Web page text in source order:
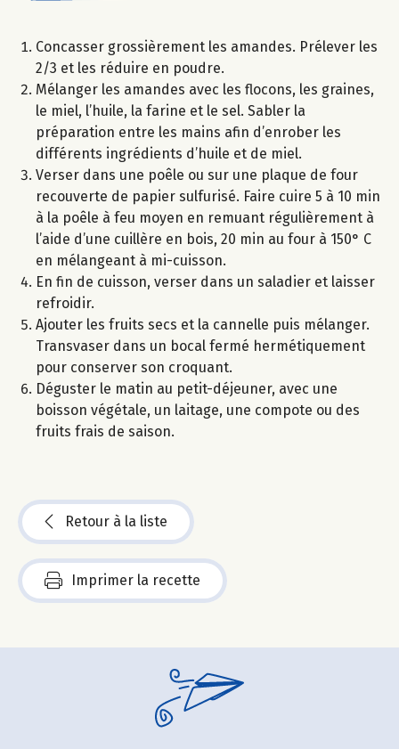
Concasser grossièrement les amandes. Prélever les
2/3 et les réduire en poudre.
Mélanger les amandes avec les flocons, les graines,
le miel, l’huile, la farine et le sel. Sabler la
préparation entre les mains afin d’enrober les
différents ingrédients d’huile et de miel.
Verser dans une poêle ou sur une plaque de four
recouverte de papier sulfurisé. Faire cuire 5 à 10 min
à la poêle à feu moyen en remuant régulièrement à
l’aide d’une cuillère en bois, 20 min au four à 150° C
en mélangeant à mi-cuisson.
En fin de cuisson, verser dans un saladier et laisser
refroidir.
Ajouter les fruits secs et la cannelle puis mélanger.
Transvaser dans un bocal fermé hermétiquement
pour conserver son croquant.
Déguster le matin au petit-déjeuner, avec une
boisson végétale, un laitage, une compote ou des
fruits frais de saison.
Retour à la liste
Imprimer la recette